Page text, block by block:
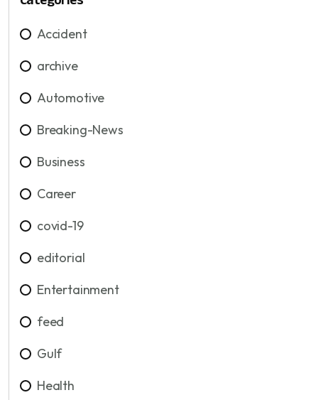
Accident
archive
Automotive
Breaking-News
Business
Career
covid-19
editorial
Entertainment
feed
Gulf
Health